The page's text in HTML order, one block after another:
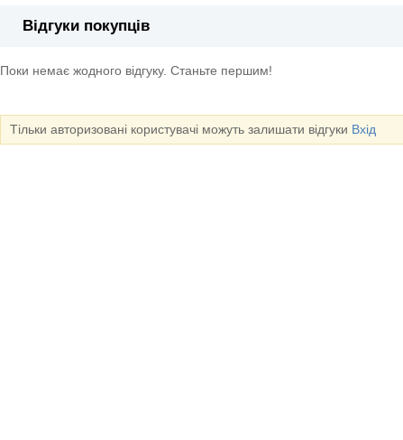
Відгуки покупців
Поки немає жодного відгуку. Станьте першим!
Тільки авторизовані користувачі можуть залишати відгуки Вхід